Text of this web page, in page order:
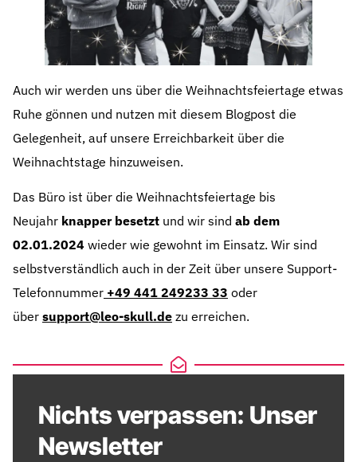
Auch wir werden uns über die Weihnachtsfeiertage etwas
Ruhe gönnen und nutzen mit diesem Blogpost die
Gelegenheit, auf unsere Erreichbarkeit über die
Weihnachtstage hinzuweisen.
Das Büro ist über die Weihnachtsfeiertage bis
Neujahr knapper besetzt und wir sind ab dem
02.01.2024 wieder wie gewohnt im Einsatz. Wir sind
selbstverständlich auch in der Zeit über unsere Support-
Telefonnummer +49 441 249233 33 oder
über support@leo-skull.de zu erreichen.
Nichts verpassen: Unser
Newsletter